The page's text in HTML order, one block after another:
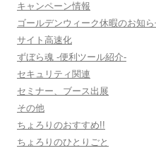
キャンペーン情報
ゴールデンウィーク休暇のお知
サイト高速化
ずぼら魂 -便利ツール紹介-
セキュリティ関連
セミナー、ブース出展
その他
ちょろりのおすすめ!!
ちょろりのひとりごと